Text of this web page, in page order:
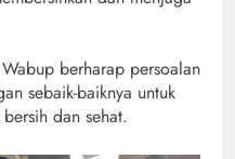
berharap persoalan
sebaik-baiknya untuk
dan sehat.